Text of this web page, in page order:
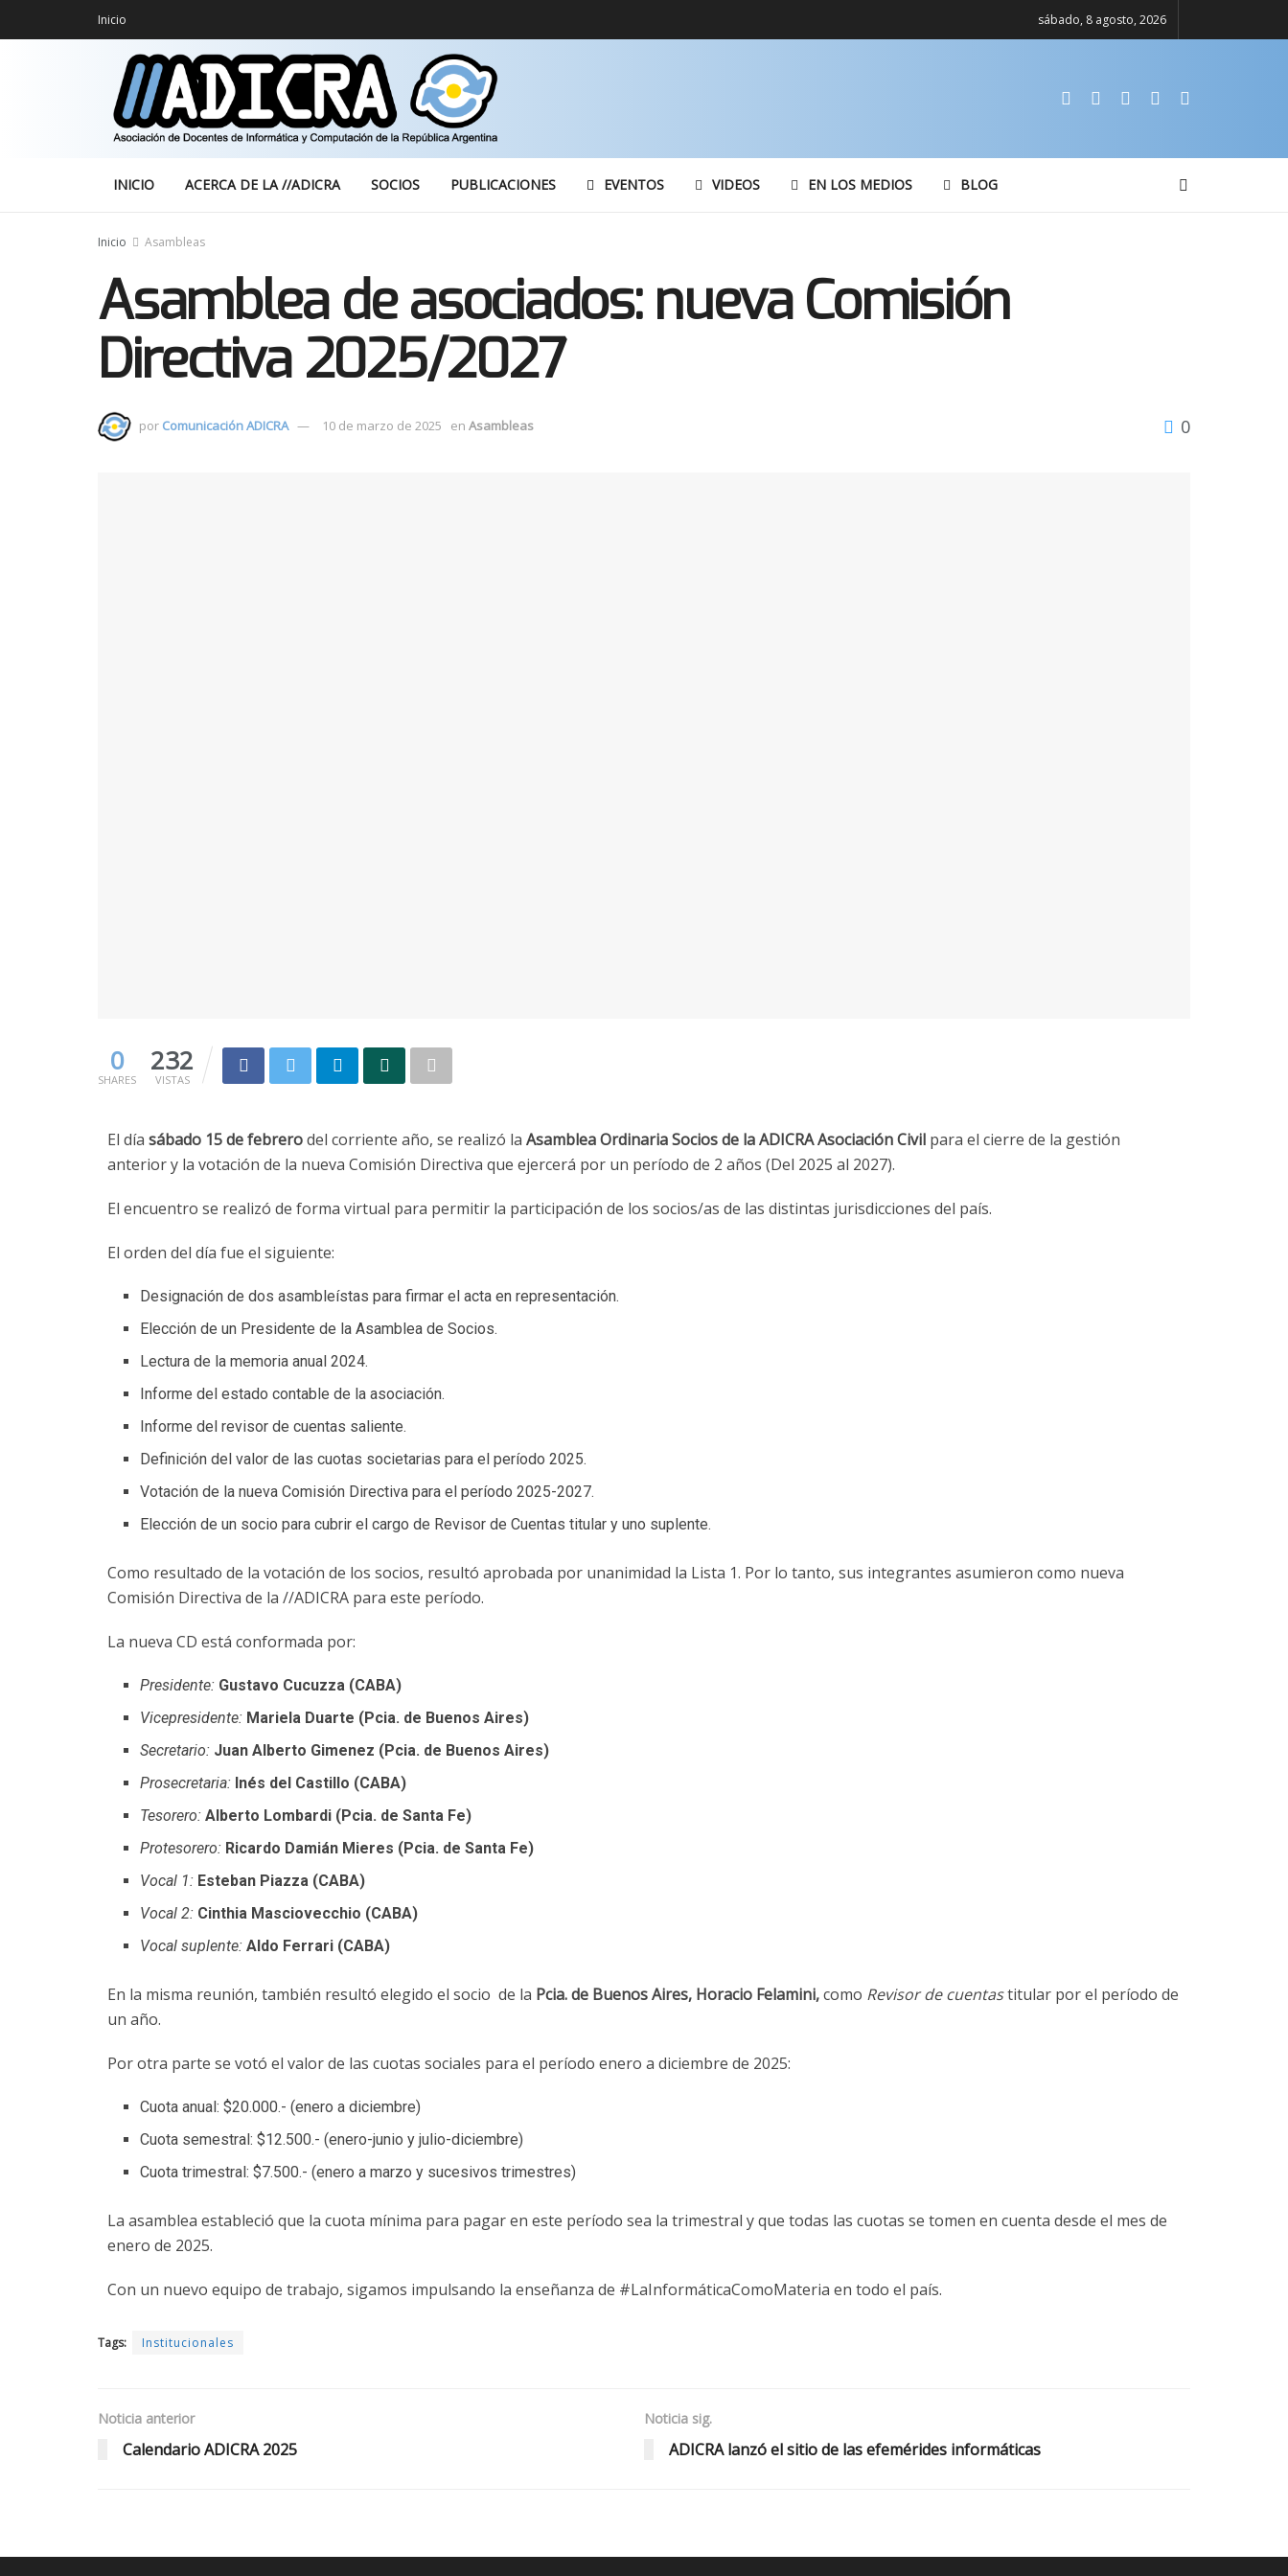
Inicio sábado, 8 agosto, 2026
INICIO ACERCA DE LA //ADICRA SOCIOS PUBLICACIONES EVENTOS VIDEOS EN LOS MEDIOS BLOG
Inicio Asambleas
Asamblea de asociados: nueva Comisión
Directiva 2025/2027
por Comunicación ADICRA 10 de marzo de 2025 en Asambleas 0
0
SHARES
232
VISTAS
El día sábado 15 de febrerodel corriente año, se realizó la Asamblea Ordinaria Socios de la ADICRA Asociación Civil para el cierre de la gestión
anterior y la votación de la nueva Comisión Directiva que ejercerá por un período de 2 años (Del 2025 al 2027).
El encuentro se realizó de forma virtual para permitir la participación de los socios/as de las distintas jurisdicciones del país.
El orden del día fue el siguiente:
Designación de dos asambleístas para firmar el acta en representación.
Elección de un Presidente de la Asamblea de Socios.
Lectura de la memoria anual 2024.
Informe del estado contable de la asociación.
Informe del revisor de cuentas saliente.
Definición del valor de las cuotas societarias para el período 2025.
Votación de la nueva Comisión Directiva para el período 2025-2027.
Elección de un socio para cubrir el cargo de Revisor de Cuentas titular y uno suplente.
Como resultado de la votación de los socios, resultó aprobada por unanimidad la Lista 1. Por lo tanto, sus integrantes asumieron como nueva
Comisión Directiva de la //ADICRA para este período.
La nueva CD está conformada por:
Presidente: Gustavo Cucuzza (CABA)
Vicepresidente: Mariela Duarte (Pcia. de Buenos Aires)
Secretario: Juan Alberto Gimenez (Pcia. de Buenos Aires)
Prosecretaria: Inés del Castillo (CABA)
Tesorero: Alberto Lombardi (Pcia. de Santa Fe)
Protesorero: Ricardo Damián Mieres (Pcia. de Santa Fe)
Vocal 1: Esteban Piazza (CABA)
Vocal 2: Cinthia Masciovecchio (CABA)
Vocal suplente: Aldo Ferrari (CABA)
En la misma reunión, también resultó elegido el socio de la Pcia. de Buenos Aires, Horacio Felamini,como Revisor de cuentastitular por el período de
un año.
Por otra parte se votó el valor de las cuotas sociales para el período enero a diciembre de 2025:
Cuota anual: $20.000.- (enero a diciembre)
Cuota semestral: $12.500.- (enero-junio y julio-diciembre)
Cuota trimestral: $7.500.- (enero a marzo y sucesivos trimestres)
La asamblea estableció que la cuota mínima para pagar en este período sea la trimestral y que todas las cuotas se tomen en cuenta desde el mes de
enero de 2025.
Con un nuevo equipo de trabajo, sigamos impulsando la enseñanza de #LaInformáticaComoMateria en todo el país.
Tags: Institucionales
Noticia anterior
Calendario ADICRA 2025
Noticia sig.
ADICRA lanzó el sitio de las efemérides informáticas